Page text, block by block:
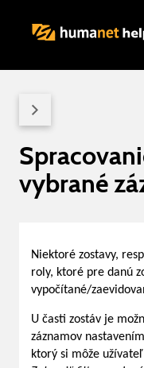
vybrané
Niektoré zostavy,
roly, ktoré pre danú
vypočítané/
U časti zostáv je
záznamov nastavením
ktorý si môže